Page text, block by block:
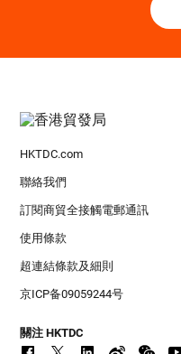
HKTDC.com
聯絡我們
訂閱商貿全接觸電郵通訊
使用條款
超連結條款及細則
京ICP备09059244号
關注 HKTDC